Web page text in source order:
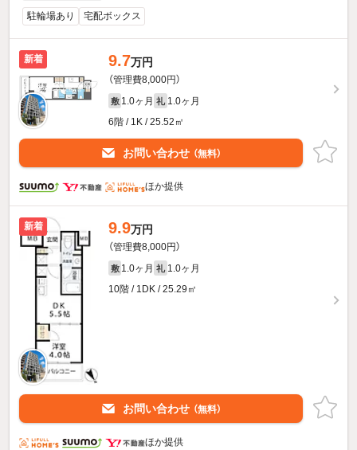
駐輪場あり 宅配ボックス
新着 9.7万円
（管理費8,000円）
敷 1.0ヶ月 礼 1.0ヶ月
6階 / 1K / 25.52㎡
お問い合わせ （無料）
ほか提供
新着 9.9万円
（管理費8,000円）
敷 1.0ヶ月 礼 1.0ヶ月
10階 / 1DK / 25.29㎡
お問い合わせ （無料）
ほか提供